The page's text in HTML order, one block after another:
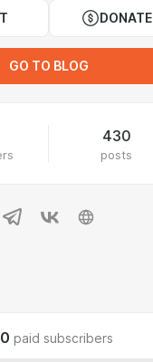
DONATE
GO TO BLOG
430
posts
paid subscribers